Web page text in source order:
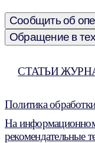
Сообщить об
Обращение в
СТАТЬИ
Политика
На
рекомендательные